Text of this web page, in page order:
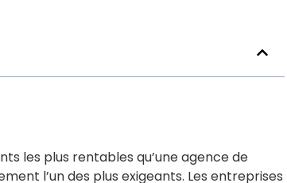
les plus rentables qu’une agence de
l’un des plus exigeants. Les entreprises